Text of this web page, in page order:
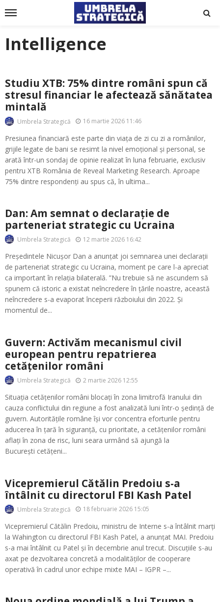
Intelligence
Studiu XTB: 75% dintre români spun că
stresul financiar le afectează sănătatea
mintală
Umbrela Strategică 16 martie 2026 11:46
Presiunea financiară este parte din viața de zi cu zi a românilor,
grijile legate de bani se resimt la nivel emoțional și personal, se
arată într-un sondaj de opinie realizat în luna februarie, exclusiv
pentru XTB România de Reveal Marketing Research. Aproape
75% dintre respondenți au spus că, în ultima...
Dan: Am semnat o declarație de
parteneriat strategic cu Ucraina
Umbrela Strategică 12 martie 2026 16:42
Președintele Nicușor Dan a anunțat joi semnarea unei declarații
de parteneriat strategic cu Ucraina, moment pe care l-a apreciat
ca important în relația bilaterală. ”Nu trebuie să ne ascundem să
spunem că istoric a existat neîncredere în țările noastre, această
neîncredere s-a evaporat începerii războiului din 2022. Și
momentul de...
Guvern: Activăm mecanismul civil
european pentru repatrierea
cetățenilor români
Umbrela Strategică 2 martie 2026 12:55
Situația cetățenilor români blocați în zona limitrofă Iranului din
cauza conflictului din regiune a fost analizată luni într-o ședință de
guvern. Autoritățile române își vor concentra eforturile pentru
aducerea în țară în siguranță, cu prioritate, a cetățenilor români
aflați în zona de risc, luni seara urmând să ajungă la
București cetățeni...
Vicepremierul Cătălin Predoiu s-a
întâlnit cu directorul FBI Kash Patel
Umbrela Strategică 18 februarie 2026 15:05
Vicepremierul Cătălin Predoiu, ministru de Interne s-a întâlnit marți
la Wahington cu directorul FBI Kash Patel, a anunțat MAI. Predoiu
s-a mai întâlnit cu Patel și în decembrie anul trecut. Discuțiile s-au
axat pe dezvoltarea concretă a modalităților de cooperare
operativă în cadrul unor echipe mixte MAI – IGPR –...